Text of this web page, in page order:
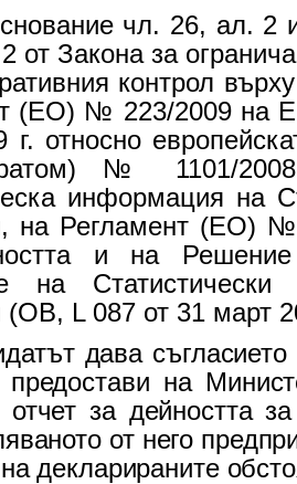
чл. 26, ал. 2
от Закона за
контрол
(ЕО) № 223/2009 на
г. относно
№ 1101/2008
информация на
на Регламент (ЕО) №
и на
на
L 087 от 31 март
дава
на
отчет за дейността
от него
декларираните